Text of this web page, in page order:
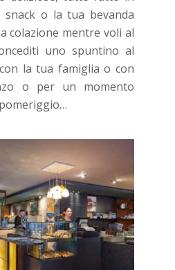
snack o la tua bevanda
colazione mentre voli al
uno spuntino al
la tua famiglia o con
o per un momento